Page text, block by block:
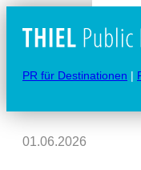
PR für Destinationen |
01.06.2026